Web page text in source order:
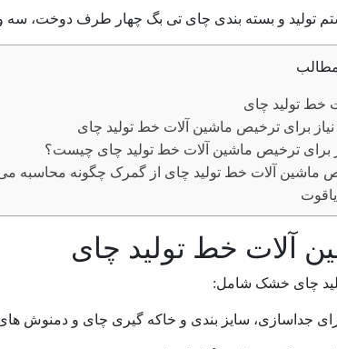
تولید و بسته بندی چای تی بگ چهار طرف دوخت،
خط تولید چای
برای ترخیص ماشین آلات خط تولید چای
برای ترخیص ماشین آلات خط تولید چای چیست؟
ماشین آلات خط تولید چای از گمرک چگونه محاسبه
آلات خط تولید چای
چای خشک شامل:
جداسازی، سایز بندی و خاکه گیری چای و دمنوش